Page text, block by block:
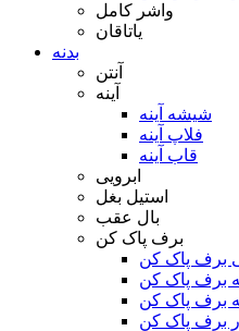
واشر کامل
یاتاقان
بدنه
آنتن
آینه
شیشه آینه
فلاپ آینه
قاب آینه
ابرویی
استیل بغل
بال عقب
برف پاک کن
برف پاک کن
برف پاک کن
برف پاک کن
برف پاک کن